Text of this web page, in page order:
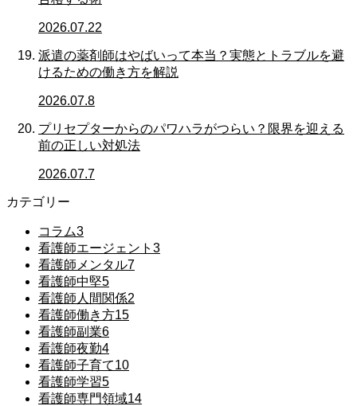
2026.07.22
派遣の薬剤師はやばいって本当？実態とトラブルを避
けるための働き方を解説
2026.07.8
プリセプターからのパワハラがつらい？限界を迎える
前の正しい対処法
2026.07.7
カテゴリー
コラム3
看護師エージェント 3
看護師メンタル7
看護師中堅5
看護師人間関係2
看護師働き方15
看護師副業6
看護師夜勤4
看護師子育て10
看護師学習5
看護師専門領域14